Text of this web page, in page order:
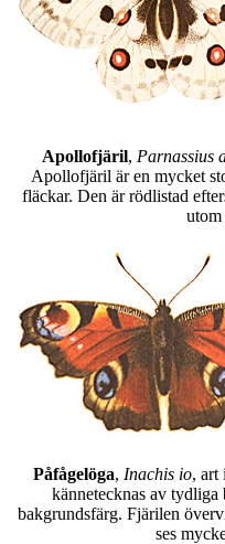
Apollofjäril, Parnassius
Apollofjäril är en mycket
fläckar. Den är rödlistad
utom
Påfågelöga, Inachis io, art
kännetecknas av
bakgrundsfärg. Fjärilen
ses